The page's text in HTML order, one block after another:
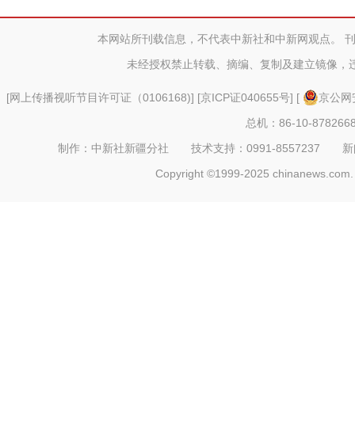
本网站所刊载信息，不代表中新社和中新网观点。
未经授权禁止转载、摘编、复制及建立镜像，
[网上传播视听节目许可证（0106168)] [京ICP证040655号] [
京公
总机：86-10-
制作：中新社新疆分社 技术支持：0991-8557237
Copyright ©1999-2025